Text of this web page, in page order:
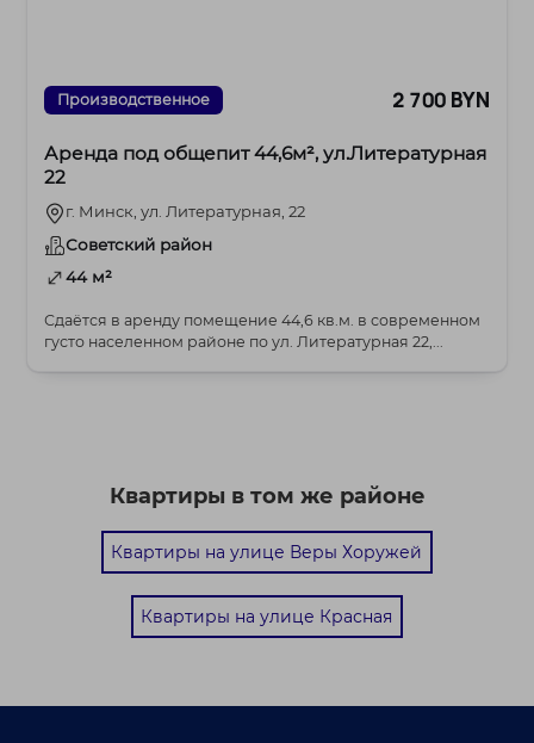
Производственное 2 700 BYN
Аренда под общепит 44,6м², ул.Литературная
22
г. Минск, ул. Литературная, 22
Советский район
44 м²
Сдаётся в аренду помещение 44,6 кв.м. в современном
густо населенном районе по ул. Литературная 22,...
Квартиры в том же районе
Квартиры на улице Веры Хоружей
Квартиры на улице Красная